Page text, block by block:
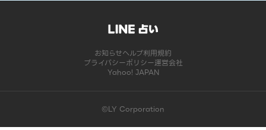
お知らせヘルプ利用規約
プライバシーポリシー運営会社
Yahoo! JAPAN
©LY Corporation